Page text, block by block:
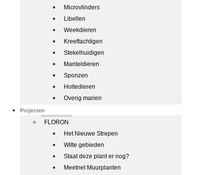
Microvlinders
Libellen
Weekdieren
Kreeftachtigen
Stekelhuidigen
Manteldieren
Sponzen
Holtedieren
Overig marien
Projecten
FLORON
Het Nieuwe Strepen
Witte gebieden
Staat deze plant er nog?
Meetnet Muurplanten